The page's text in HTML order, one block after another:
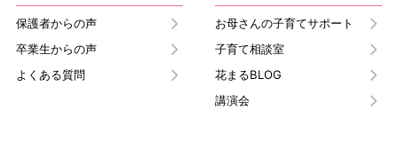
保護者からの声
卒業生からの声
よくある質問
お母さんの子育てサポート
子育て相談室
花まるBLOG
講演会